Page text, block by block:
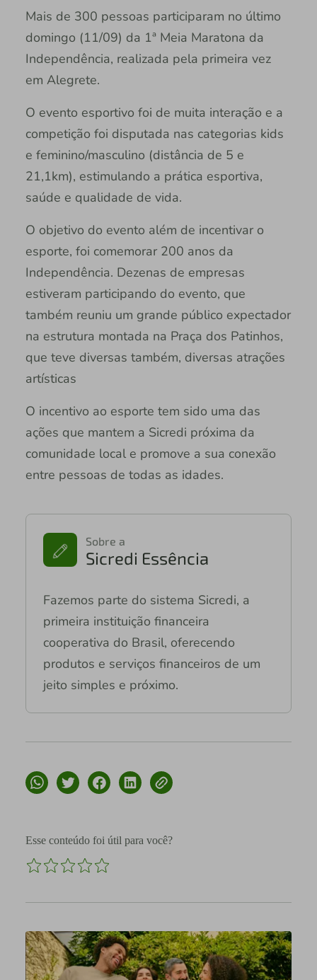
Mais de 300 pessoas participaram no último
domingo (11/09) da 1ª Meia Maratona da
Independência, realizada pela primeira vez
em Alegrete.
O evento esportivo foi de muita interação e a
competição foi disputada nas categorias kids
e feminino/masculino (distância de 5 e
21,1km), estimulando a prática esportiva,
saúde e qualidade de vida.
O objetivo do evento além de incentivar o
esporte, foi comemorar 200 anos da
Independência. Dezenas de empresas
estiveram participando do evento, que
também reuniu um grande público expectador
na estrutura montada na Praça dos Patinhos,
que teve diversas também, diversas atrações
artísticas
O incentivo ao esporte tem sido uma das
ações que mantem a Sicredi próxima da
comunidade local e promove a sua conexão
entre pessoas de todas as idades.
Sobre a
Sicredi Essência
Fazemos parte do sistema Sicredi, a
primeira instituição financeira
cooperativa do Brasil, oferecendo
produtos e serviços financeiros de um
jeito simples e próximo.
Esse conteúdo foi útil para você?